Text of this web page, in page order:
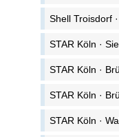
Shell Troisdorf
STAR Köln ·
STAR Köln ·
STAR Köln ·
STAR Köln ·